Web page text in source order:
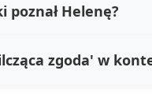
poznał Helenę?
zgoda' w